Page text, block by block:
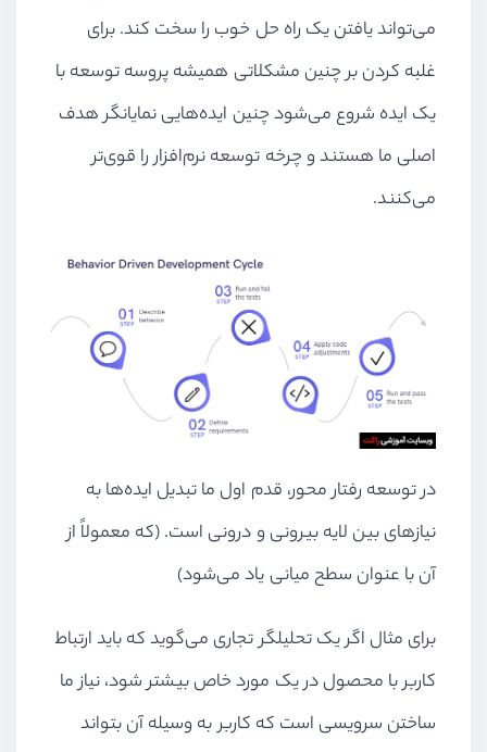
می‌تواند یافتن یک راه حل خوب را سخت کند. برای
غلبه کردن بر چنین مشکلاتی همیشه پروسه توسعه با
یک ایده شروع می‌شود چنین ایده‌هایی نمایانگر هدف
اصلی ما هستند و چرخه توسعه نرم‌افزار را قوی‌تر
می‌کنند.
در توسعه رفتار محور، قدم اول ما تبدیل ایده‌ها به
نیاز‌های بین لایه بیرونی و درونی است. (که معمولاً از
آن با عنوان سطح میانی یاد می‌شود)
برای مثال اگر یک تحلیلگر تجاری می‌گوید که باید ارتباط
کاربر با محصول در یک مورد خاص بیشتر شود، نیاز ما
ساختن سرویسی است که کاربر به وسیله آن بتواند